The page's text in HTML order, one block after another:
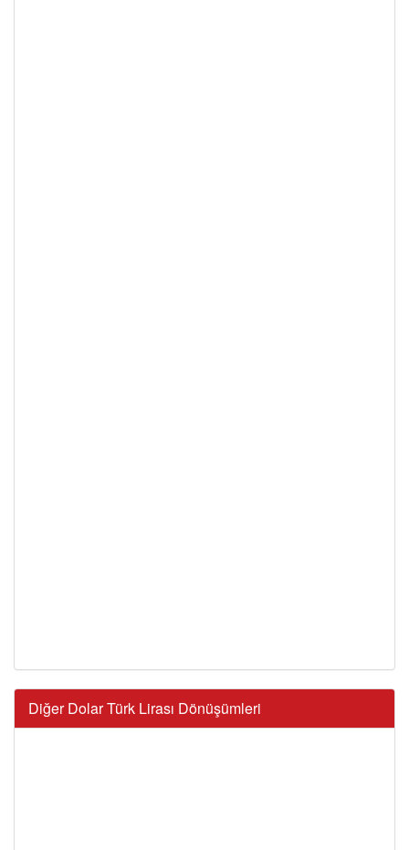
Diğer Dolar Türk Lirası Dönüşümleri